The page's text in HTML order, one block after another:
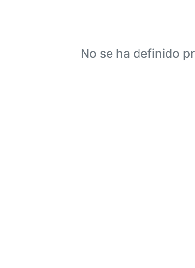
No se ha definido